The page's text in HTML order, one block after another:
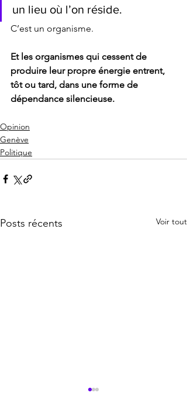
un lieu où l’on réside.
C’est un organisme.
Et les organismes qui cessent de
produire leur propre énergie entrent,
tôt ou tard, dans une forme de
dépendance silencieuse.
Opinion
Genève
Politique
Posts récents Voir tout